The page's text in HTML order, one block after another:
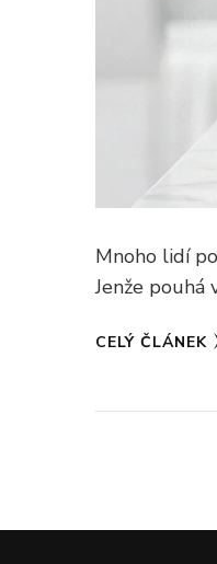
Mnoho lidí
Jenže
CELÝ ČLÁNEK